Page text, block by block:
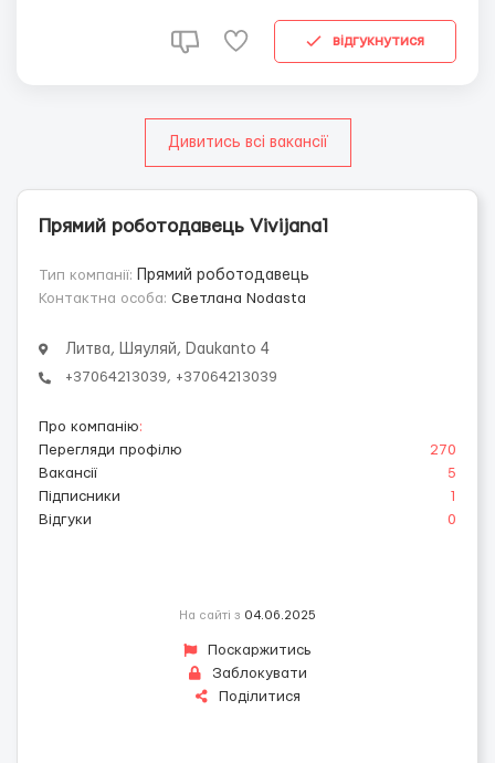
до 7 євро/год.Надаємо повн...
відгукнутися
Дивитись всі вакансії
Прямий роботодавець Vivijana1
Тип компанії:
Прямий роботодавець
Контактна особа: Светлана Nodasta
Литва, Шяуляй, Daukanto 4
+37064213039, +37064213039
Про компанію:
Перегляди профілю
270
Вакансії
5
Підписники
1
Відгуки
0
На сайті з 04.06.2025
Поскаржитись
Заблокувати
Поділитися